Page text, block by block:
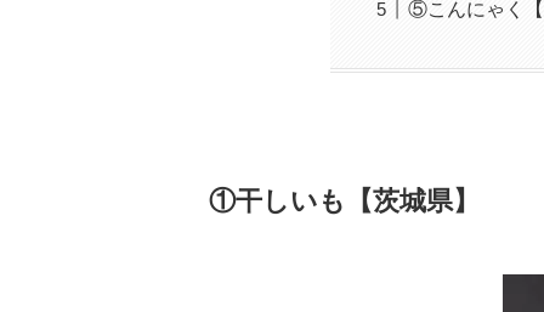
⑤こんにゃく
①干しいも【茨城県】